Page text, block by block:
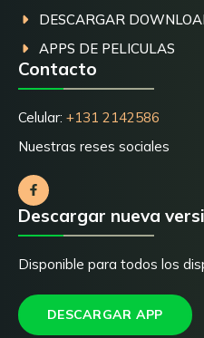
DESCARGAR
APPS DE PELICULAS
Contacto
Celular: +131 2142586
Nuestras reses sociales
Descargar nueva
Disponible para todos los
DESCARGAR APP